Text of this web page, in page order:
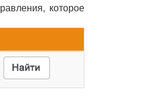
которое